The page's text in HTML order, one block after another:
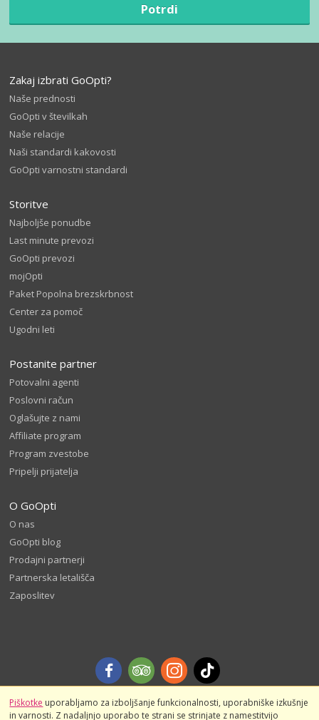
Piškotke uporabljamo za izboljšanje funkcionalnosti, uporabniške izkušnje
in varnosti. Z nadaljnjo uporabo te strani se strinjate z namestitvijo
Potrdi
Zakaj izbrati GoOpti?
Naše prednosti
GoOpti v številkah
Naše relacije
Naši standardi kakovosti
GoOpti varnostni standardi
Storitve
Najboljše ponudbe
Last minute prevozi
GoOpti prevozi
mojOpti
Paket Popolna brezskrbnost
Center za pomoč
Ugodni leti
Postanite partner
Potovalni agenti
Poslovni račun
Oglašujte z nami
Affiliate program
Program zvestobe
Pripelji prijatelja
O GoOpti
O nas
GoOpti blog
Prodajni partnerji
Partnerska letališča
Zaposlitev